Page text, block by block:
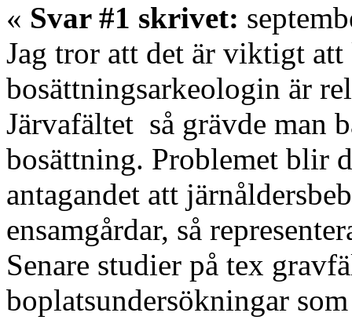
« Svar #1 skrivet:
Jag tror att det är viktigt
bosättningsarkeologin är
Järvafältet så grävde man
bosättning. Problemet blir
antagandet att
ensamgårdar, så
Senare studier på tex
boplatsundersökningar